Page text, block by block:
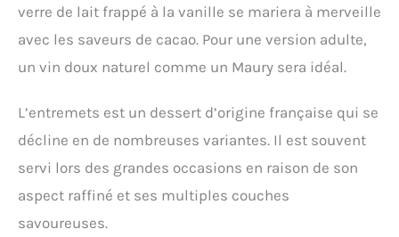
verre de lait frappé à la vanille se mariera à merveille
avec les saveurs de cacao. Pour une version adulte,
un vin doux naturel comme un Maury sera idéal.
L’entremets est un dessert d’origine française qui se
décline en de nombreuses variantes. Il est souvent
servi lors des grandes occasions en raison de son
aspect raffiné et ses multiples couches
savoureuses.